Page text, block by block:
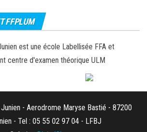
FFPLUM
est une école Labellisée FFA et
centre d'examen théorique ULM
- Aerodrome Maryse Bastié - 87200
- Tel : 05 55 02 97 04 - LFBJ